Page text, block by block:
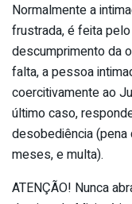
Normalmente a
frustrada, é feita
descumprimento da
falta, a pessoa
coercitivamente ao
último caso,
desobediência
meses, e multa).
ATENÇÃO! Nunca